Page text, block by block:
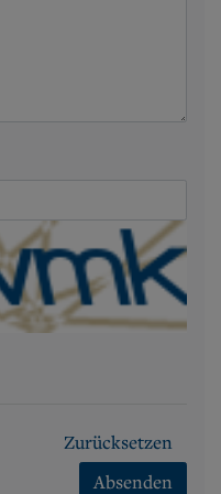
Zurücksetzen
Absenden